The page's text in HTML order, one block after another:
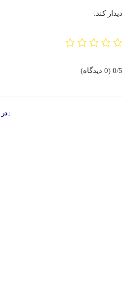
دیدار کند.
0/5 (0 دیدگاه)